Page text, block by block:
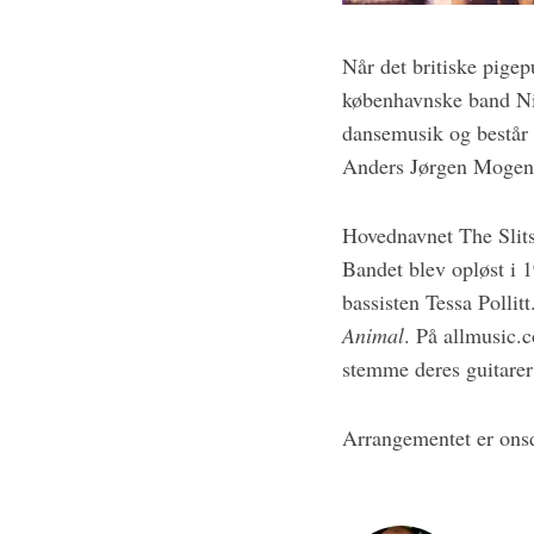
Når det britiske
københavnske band
dansemusik og
Anders Jørgen
Hovednavnet The
Bandet blev opløst i
bassisten Tessa
Animal. På
stemme deres
Arrangementet er